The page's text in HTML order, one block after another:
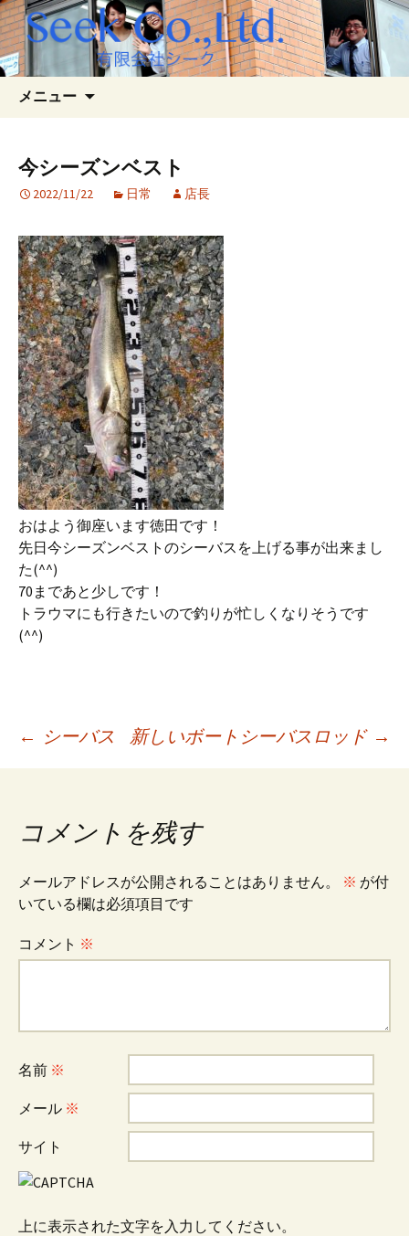
メニュー
ツ
キ
ッ
プ
今シーズンベスト
2022/11/22 日常 店長
おはよう御座います徳田です！
先日今シーズンベストのシーバスを上げる事が出来まし
た(^^)
70まであと少しです！
トラウマにも行きたいので釣りが忙しくなりそうです
(^^)
投
ナ
ビ
ゲ
ー
シ
ョ
ン
← シーバス 新しいボートシーバスロッド →
コメントを残す
メールアドレスが公開されることはありません。 ※ が付
いている欄は必須項目です
コメント ※
名前 ※
メール ※
サイト
上に表示された文字を入力してください。